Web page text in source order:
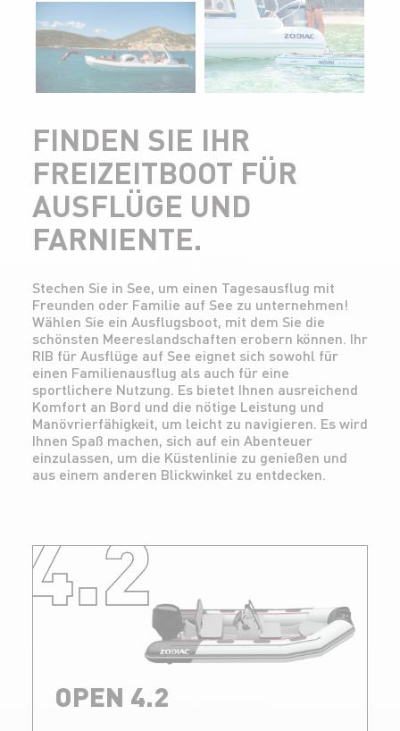
FINDEN SIE IHR
FREIZEITBOOT FÜR
AUSFLÜGE UND
FARNIENTE.
Stechen Sie in See, um einen Tagesausflug mit
Freunden oder Familie auf See zu unternehmen!
Wählen Sie ein Ausflugsboot, mit dem Sie die
schönsten Meereslandschaften erobern können. Ihr
RIB für Ausflüge auf See eignet sich sowohl für
einen Familienausflug als auch für eine
sportlichere Nutzung. Es bietet Ihnen ausreichend
Komfort an Bord und die nötige Leistung und
Manövrierfähigkeit, um leicht zu navigieren. Es wird
Ihnen Spaß machen, sich auf ein Abenteuer
einzulassen, um die Küstenlinie zu genießen und
aus einem anderen Blickwinkel zu entdecken.
4.2
OPEN 4.2